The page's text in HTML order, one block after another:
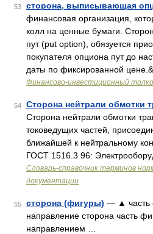
53 сторона, выписывающая
финансовая организация,
колл на ценные бумаги.
пут (put option), обязуется
покупателя опциона пут до
даты по фиксированной
Финансово-инвестиционный
54 Сторона нейтрали обмотки
Сторона нейтрали обмотки
токоведущих частей,
ближайшей к нейтральному
ГОСТ 1516.3 96:
Словарь-справочник терминов
документации
55 сторона (фигуры) — ▲ часть
направление сторона часть
направлением …